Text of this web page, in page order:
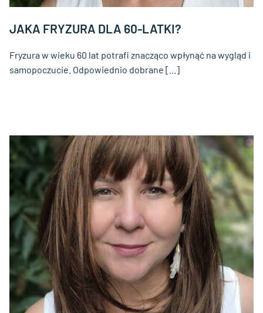
JAKA FRYZURA DLA 60-LATKI?
Fryzura w wieku 60 lat potrafi znacząco wpłynąć na wygląd i
samopoczucie. Odpowiednio dobrane [...]